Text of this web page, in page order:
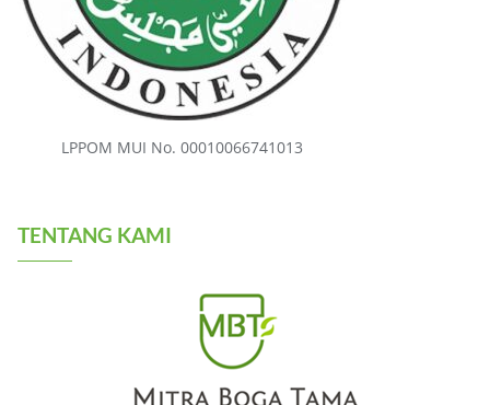
LPPOM MUI No. 00010066741013
TENTANG KAMI